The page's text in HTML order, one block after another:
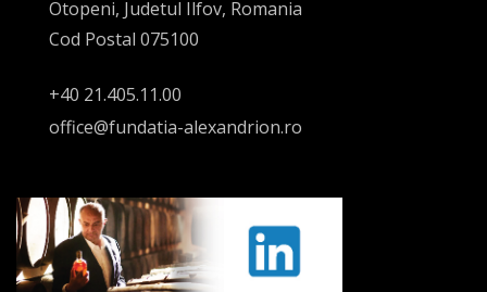
Otopeni, Judetul Ilfov, Romania
Cod Postal 075100
+40 21.405.11.00
office@fundatia-alexandrion.ro